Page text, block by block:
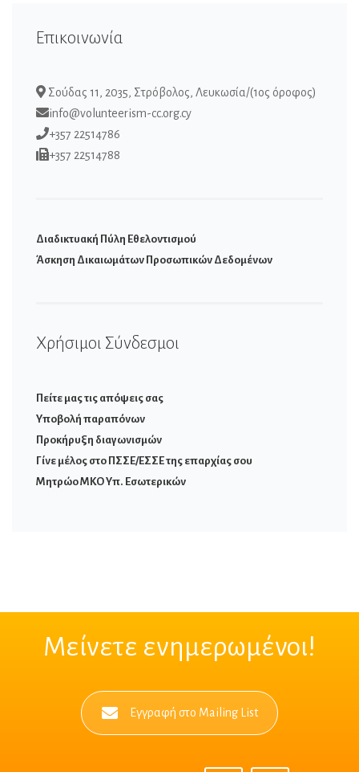
Επικοινωνία
Σούδας 11, 2035, Στρόβολος, Λευκωσία/(1ος όροφος)
info@volunteerism-cc.org.cy
+357 22514786
+357 22514788
Διαδικτυακή Πύλη Εθελοντισμού
Άσκηση Δικαιωμάτων Προσωπικών Δεδομένων
Χρήσιμοι Σύνδεσμοι
Πείτε μας τις απόψεις σας
Υποβολή παραπόνων
Προκήρυξη διαγωνισμών
Γίνε μέλος στο ΠΣΣΕ/ΕΣΣΕ της επαρχίας σου
Μητρώο ΜΚΟ Υπ. Εσωτερικών
Μείνετε ενημερωμένοι!
Εγγραφή στο Mailing List